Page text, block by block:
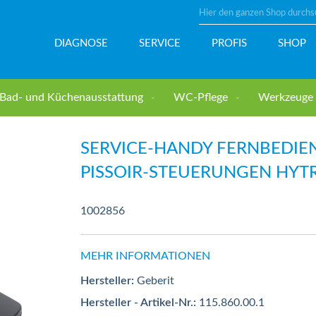
DIAGNOSE SERVICE PROFIS SHOP
Bad- und Küchenausstattung WC-Pflege
SERVICE-HANDY
PISSOIR-STEUERUNGEN
1002856
MEHR INFORMATIONEN
Hersteller: Geberit
Hersteller - Artikel-Nr.: 115.860.00.1